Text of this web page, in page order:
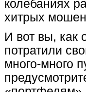
колебаниях
хитрых
И вот вы, как
потратили
много-много